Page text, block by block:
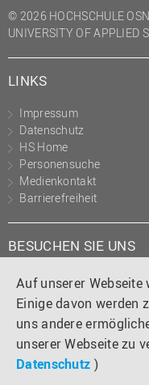
Auf unserer Webseite
Einige davon werden
uns andere
unserer Webseite zu
Datenschutz )
© 2026 HOCHSCHULE
UNIVERSITY OF APPLIED
LINKS
Impressum
Datenschutz
HS Home
Personensuche
Medienkontakt
Barrierefreiheit
BESUCHEN SIE UNS
Instagram
Tiktok